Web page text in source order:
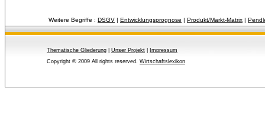
Weitere Begriffe : DSGV | Entwicklungsprognose | Produkt/Markt-Matrix |
Thematische Gliederung Unser Projekt
Impressum
Copyright © 2009 All rights reserved. Wirtschaftslexikon